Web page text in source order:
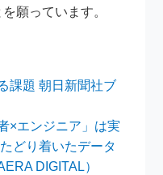
願っています。
課題 朝日新聞社ブ
×エンジニア」は実
どり着いたデータ
DIGITAL）